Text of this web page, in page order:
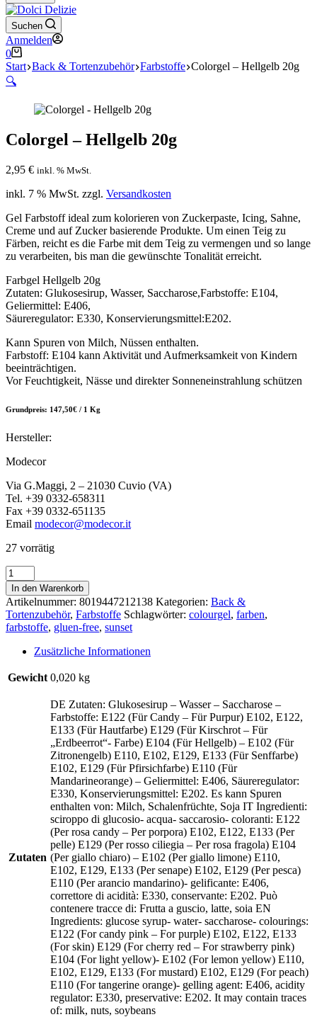
Suchen
Anmelden
Warenkorb
0
Start Back & Tortenzubehör Farbstoffe Colorgel – Hellgelb 20g
🔍
Colorgel – Hellgelb 20g
2,95 € inkl. % MwSt.
inkl. 7 % MwSt. zzgl. Versandkosten
Gel Farbstoff ideal zum kolorieren von Zuckerpaste, Icing, Sahne,
Creme und auf Zucker basierende Produkte. Um einen Teig zu
Färben, reicht es die Farbe mit dem Teig zu vermengen und so lange
zu verarbeiten, bis man die gewünschte Tonalität erreicht.
Farbgel Hellgelb 20g
Zutaten: Glukosesirup, Wasser, Saccharose,Farbstoffe: E104,
Geliermittel: E406,
Säureregulator: E330, Konservierungsmittel:E202.
Kann Spuren von Milch, Nüssen enthalten.
Farbstoff: E104 kann Aktivität und Aufmerksamkeit von Kindern
beeinträchtigen.
Vor Feuchtigkeit, Nässe und direkter Sonneneinstrahlung schützen
Grundpreis: 147,50€ / 1 Kg
Hersteller:
Modecor
Via G.Maggi, 2 – 21030 Cuvio (VA)
Tel. +39 0332-658311
Fax +39 0332-651135
Email modecor@modecor.it
27 vorrätig
Colorgel
-
Hellgelb
20g
Menge
In den Warenkorb
Artikelnummer: 8019447212138 Kategorien: Back &
Tortenzubehör, Farbstoffe Schlagwörter: colourgel, farben,
farbstoffe, gluen-free, sunset
Zusätzliche Informationen
Gewicht 0,020 kg
Zutaten
DE Zutaten: Glukosesirup – Wasser – Saccharose –
Farbstoffe: E122 (Für Candy – Für Purpur) E102, E122,
E133 (Für Hautfarbe) E129 (Für Kirschrot – Für
„Erdbeerrot“- Farbe) E104 (Für Hellgelb) – E102 (Für
Zitronengelb) E110, E102, E129, E133 (Für Senffarbe)
E102, E129 (Für Pfirsichfarbe) E110 (Für
Mandarineorange) – Geliermittel: E406, Säureregulator:
E330, Konservierungsmittel: E202. Es kann Spuren
enthalten von: Milch, Schalenfrüchte, Soja IT Ingredienti:
sciroppo di glucosio- acqua- saccarosio- coloranti: E122
(Per rosa candy – Per porpora) E102, E122, E133 (Per
pelle) E129 (Per rosso ciliegia – Per rosa fragola) E104
(Per giallo chiaro) – E102 (Per giallo limone) E110,
E102, E129, E133 (Per senape) E102, E129 (Per pesca)
E110 (Per arancio mandarino)- gelificante: E406,
correttore di acidità: E330, conservante: E202. Può
contenere tracce di: Frutta a guscio, latte, soia EN
Ingredients: glucose syrup- water- saccharose- colourings:
E122 (For candy pink – For purple) E102, E122, E133
(For skin) E129 (For cherry red – For strawberry pink)
E104 (For light yellow)- E102 (For lemon yellow) E110,
E102, E129, E133 (For mustard) E102, E129 (For peach)
E110 (For tangerine orange)- gelling agent: E406, acidity
regulator: E330, preservative: E202. It may contain traces
of: milk, nuts, soybeans